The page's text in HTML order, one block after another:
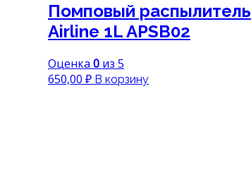
Помповый распылитель
Airline 1L APSB02
Оценка 0 из 5
650,00 ₽ В корзину